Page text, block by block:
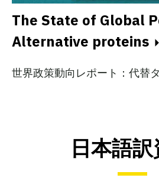
The State of Global
Alternative proteins
世界政策動向レポート：代替
日本語